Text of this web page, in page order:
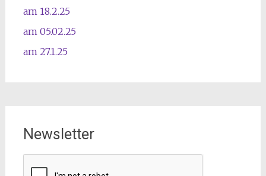
am 18.2.25
am 05.02.25
am 27.1.25
Newsletter